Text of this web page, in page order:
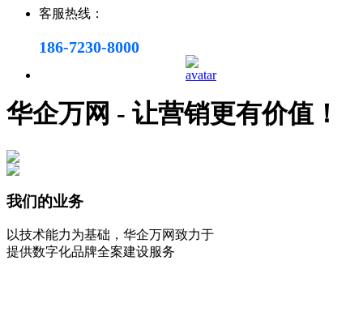
客服热线：
186-7230-8000
华企万网 - 让营销更有价值！
我们的业务
以技术能力为基础，华企万网致力于
提供数字化品牌全案建设服务